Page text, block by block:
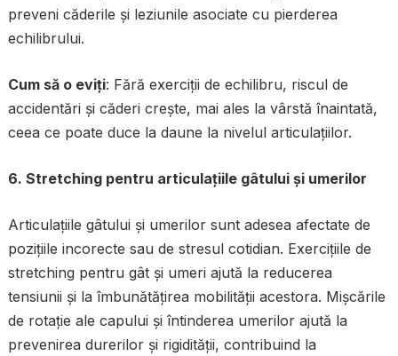
preveni căderile și leziunile asociate cu pierderea
echilibrului.
Cum să o eviți: Fără exerciții de echilibru, riscul de
accidentări și căderi crește, mai ales la vârstă înaintată,
ceea ce poate duce la daune la nivelul articulațiilor.
6. Stretching pentru articulațiile gâtului și umerilor
Articulațiile gâtului și umerilor sunt adesea afectate de
pozițiile incorecte sau de stresul cotidian. Exercițiile de
stretching pentru gât și umeri ajută la reducerea
tensiunii și la îmbunătățirea mobilității acestora. Mișcările
de rotație ale capului și întinderea umerilor ajută la
prevenirea durerilor și rigidității, contribuind la